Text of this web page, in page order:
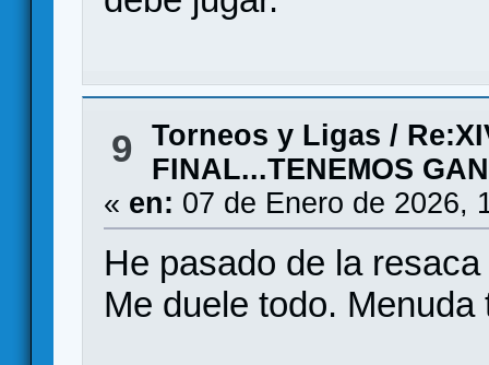
9 Torneos y Ligas /
FINAL...TENEMOS
« en: 07 de Enero de 2026,
He pasado de la
Me duele todo.